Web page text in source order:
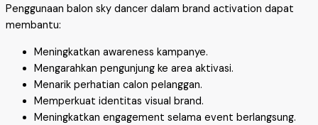
Penggunaan balon sky dancer dalam brand activation dapat
membantu:
Meningkatkan awareness kampanye.
Mengarahkan pengunjung ke area aktivasi.
Menarik perhatian calon pelanggan.
Memperkuat identitas visual brand.
Meningkatkan engagement selama event berlangsung.